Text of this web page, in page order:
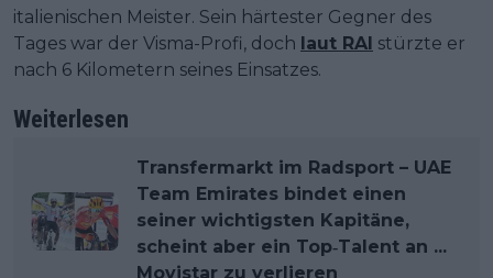
italienischen Meister. Sein härtester Gegner des
Tages war der Visma-Profi, doch laut RAI stürzte er
nach 6 Kilometern seines Einsatzes.
Weiterlesen
Transfermarkt im Radsport – UAE
Team Emirates bindet einen
seiner wichtigsten Kapitäne,
scheint aber ein Top‐Talent an ...
Movistar zu verlieren